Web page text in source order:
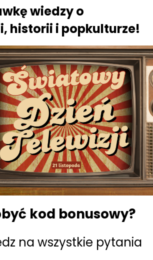
wiedzy o
historii i popkulturze!
kod bonusowy?
na wszystkie pytania